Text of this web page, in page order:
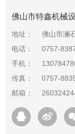
佛山市特鑫机械
地址：
佛山市澜
电话：
0757-
手机：
传真：
0757-
邮箱：